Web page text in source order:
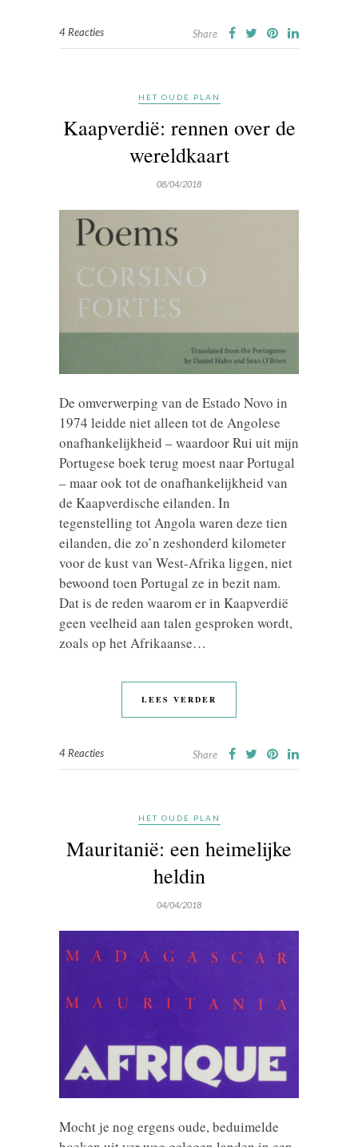
4 Reacties Share
HET OUDE PLAN
Kaapverdië: rennen over de
wereldkaart
08/04/2018
De omverwerping van de Estado Novo in
1974 leidde niet alleen tot de Angolese
onafhankelijkheid – waardoor Rui uit mijn
Portugese boek terug moest naar Portugal
– maar ook tot de onafhankelijkheid van
de Kaapverdische eilanden. In
tegenstelling tot Angola waren deze tien
eilanden, die zo’n zeshonderd kilometer
voor de kust van West-Afrika liggen, niet
bewoond toen Portugal ze in bezit nam.
Dat is de reden waarom er in Kaapverdië
geen veelheid aan talen gesproken wordt,
zoals op het Afrikaanse…
LEES VERDER
4 Reacties Share
HET OUDE PLAN
Mauritanië: een heimelijke
heldin
04/04/2018
Mocht je nog ergens oude, beduimelde